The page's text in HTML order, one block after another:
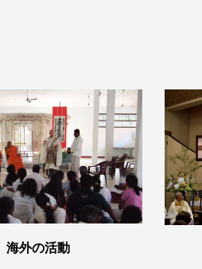
海外の活動